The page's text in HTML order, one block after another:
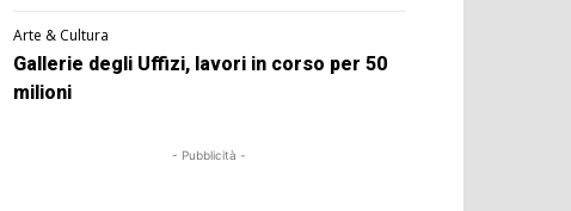
Arte & Cultura
Gallerie degli Uffizi, lavori in corso per 50
milioni
- Pubblicità -